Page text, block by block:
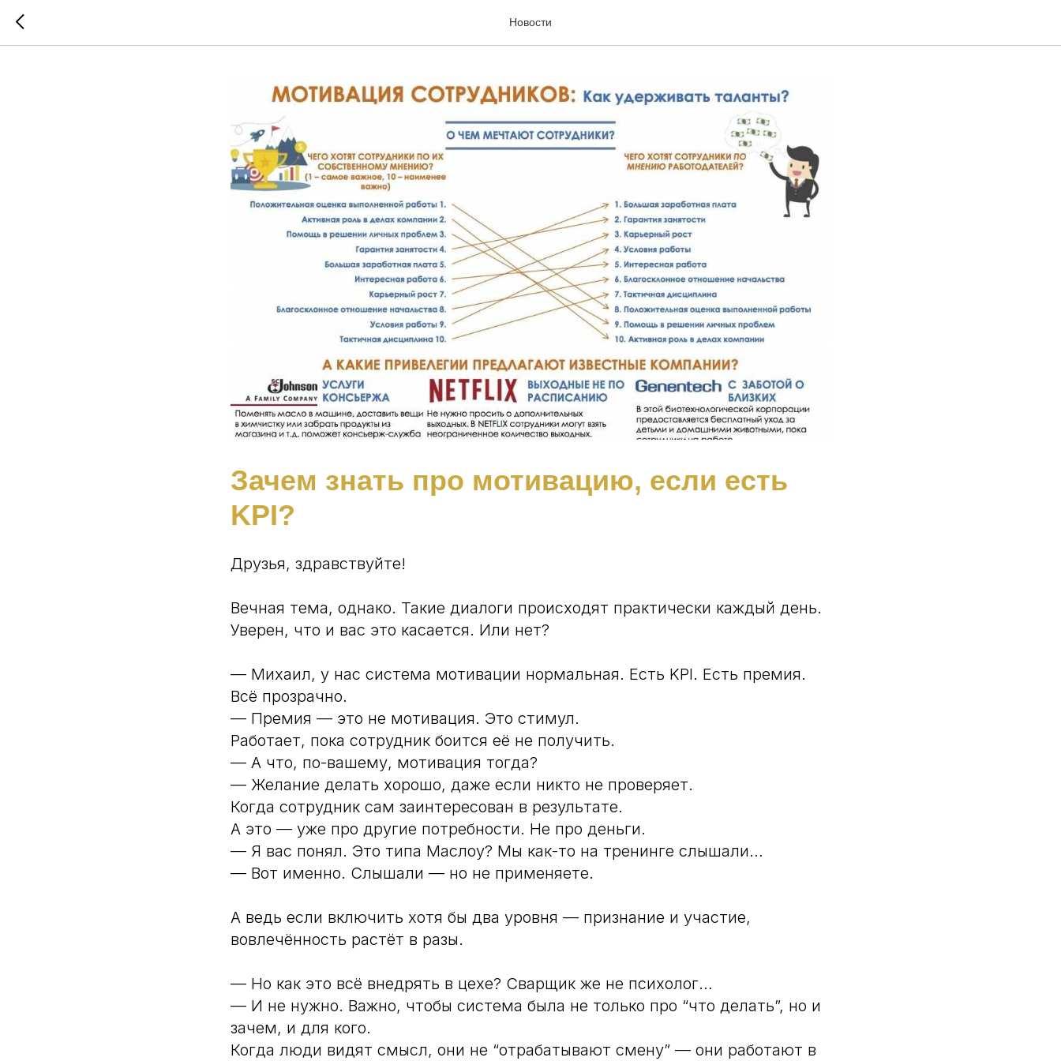
Новости
Зачем знать про мотивацию, если есть
KPI?
Друзья, здравствуйте!
Вечная тема, однако. Такие диалоги происходят практически каждый день.
Уверен, что и вас это касается. Или нет?
— Михаил, у нас система мотивации нормальная. Есть KPI. Есть премия.
Всё прозрачно.
— Премия — это не мотивация. Это стимул.
Работает, пока сотрудник боится её не получить.
— А что, по-вашему, мотивация тогда?
— Желание делать хорошо, даже если никто не проверяет.
Когда сотрудник сам заинтересован в результате.
А это — уже про другие потребности. Не про деньги.
— Я вас понял. Это типа Маслоу? Мы как-то на тренинге слышали…
— Вот именно. Слышали — но не применяете.
А ведь если включить хотя бы два уровня — признание и участие,
вовлечённость растёт в разы.
— Но как это всё внедрять в цехе? Сварщик же не психолог…
— И не нужно. Важно, чтобы система была не только про “что делать”, но и
зачем, и для кого.
Когда люди видят смысл, они не “отрабатывают смену” — они работают в